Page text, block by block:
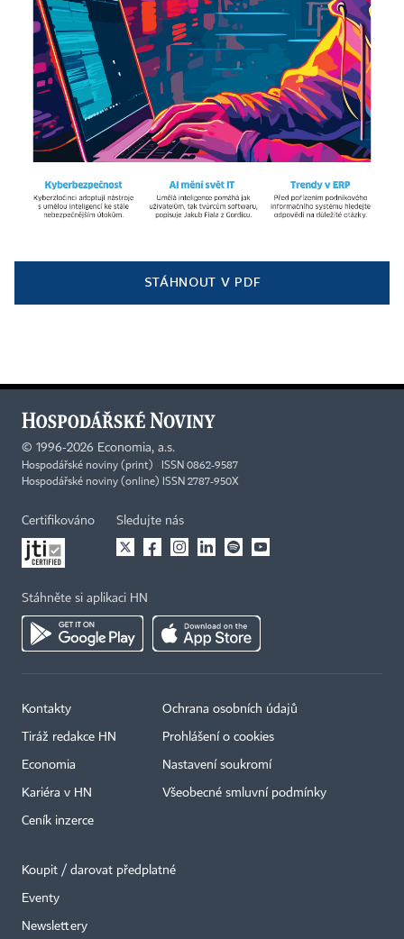
STÁHNOUT V PDF
© 1996-2026 Economia, a.s.
Hospodářské noviny (print) ISSN 0862-9587
Hospodářské noviny (online) ISSN 2787-950X
Certifikováno Sledujte nás
Stáhněte si aplikaci HN
Kontakty
Tiráž redakce HN
Economia
Kariéra v HN
Ceník inzerce
Ochrana osobních údajů
Prohlášení o cookies
Nastavení soukromí
Všeobecné smluvní podmínky
Koupit / darovat předplatné
Eventy
Newslettery